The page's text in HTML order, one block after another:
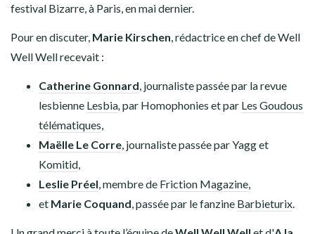
festival Bizarre, à Paris, en mai dernier.
Pour en discuter, Marie Kirschen, rédactrice en chef de Well
Well Well recevait :
Catherine Gonnard, journaliste passée par la revue
lesbienne Lesbia,par Homophonies et par Les Goudous
télématiques,
Maëlle Le Corre, journaliste passée par Yagg et
Komitid,
Leslie Préel, membre de Friction Magazine,
et Marie Coquand, passée par le fanzine Barbieturix.